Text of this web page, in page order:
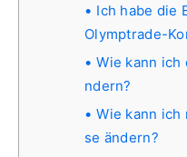
Ich habe die
Olymptrade-
Wie kann ich
ndern?
Wie kann ich
se ändern?